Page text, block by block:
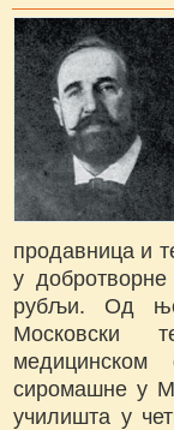
продавница и
у
рубљи. Од
Московски
сиромашне у
училишта у